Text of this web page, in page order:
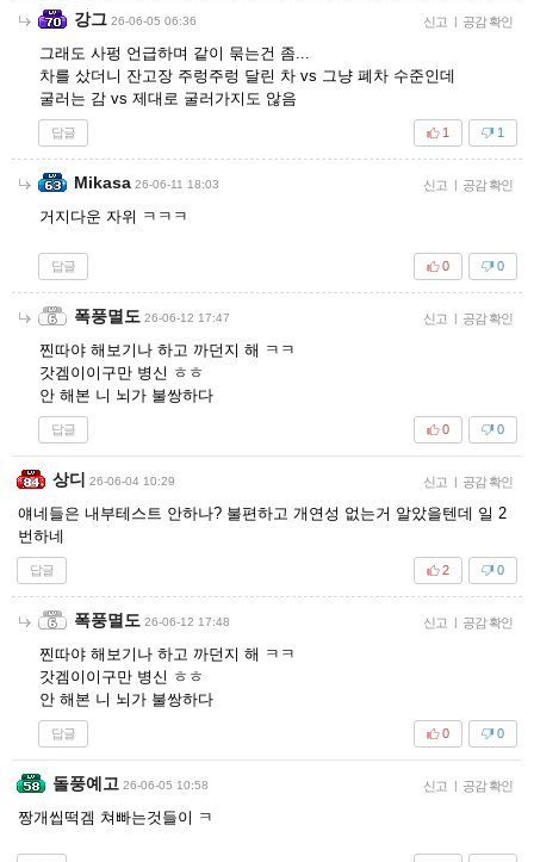
강그 26-06-05 06:36 신고 | 공감 확인
그래도 사펑 언급하며 같이 묶는건 좀...
차를 샀더니 잔고장 주렁주렁 달린 차 vs 그냥 폐차 수준인데
굴러는 감 vs 제대로 굴러가지도 않음
답글 1
1
Mikasa 26-06-11 18:03 신고 | 공감 확인
거지다운 자위 ㅋㅋㅋ
답글 0
0
폭풍멸도 26-06-12 17:47 신고 | 공감 확인
찐따야 해보기나 하고 까던지 해 ㅋㅋ
갓겜이이구만 병신 ㅎㅎ
안 해본 니 뇌가 불쌍하다
답글 0
0
상디 26-06-04 10:29 신고 | 공감 확인
얘네들은 내부테스트 안하나? 불편하고 개연성 없는거 알았을텐데 일 2
번하네
답글 0
2
폭풍멸도 26-06-12 17:48 신고 | 공감 확인
찐따야 해보기나 하고 까던지 해 ㅋㅋ
갓겜이이구만 병신 ㅎㅎ
안 해본 니 뇌가 불쌍하다
답글 0
0
돌풍예고 26-06-05 10:58 신고 | 공감 확인
짱개씹떡겜 쳐빠는것들이 ㅋ